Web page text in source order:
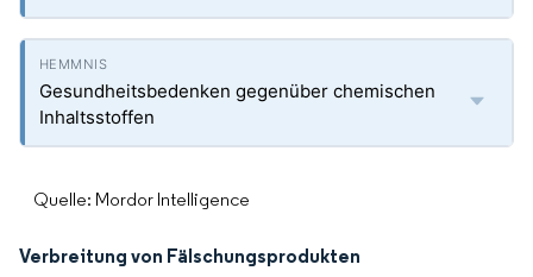
Gesundheitsbedenken gegenüber chemischen
Inhaltsstoffen
Quelle: Mordor Intelligence
Verbreitung von Fälschungsprodukten